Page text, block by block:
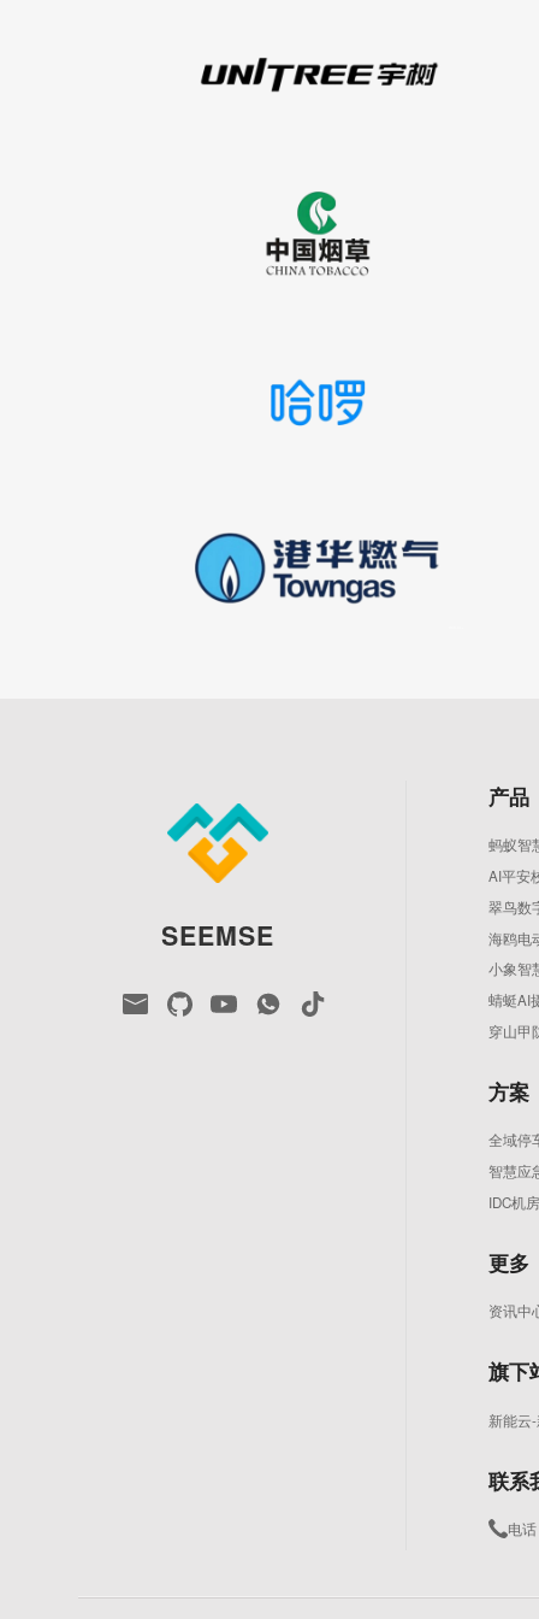
SEEMSE
产品
蚂蚁智
AI平安
翠鸟数
海鸥电
小象智
蜻蜓AI
穿山甲
方案
全域停
智慧应
IDC机
更多
资讯中
旗下
新能云
联系
电话